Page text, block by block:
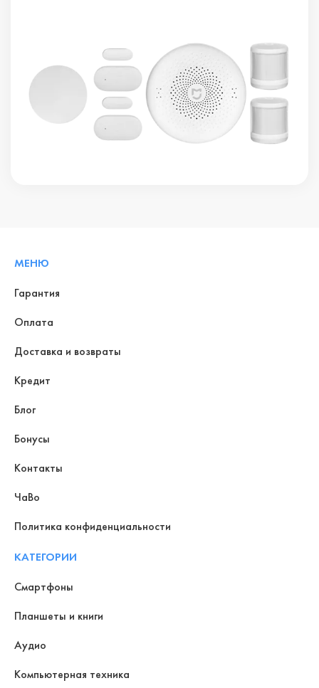
МЕНЮ
Гарантия
Оплата
Доставка и возвраты
Кредит
Блог
Бонусы
Контакты
ЧаВо
Политика конфиденциальности
КАТЕГОРИИ
Смартфоны
Планшеты и книги
Аудио
Компьютерная техника